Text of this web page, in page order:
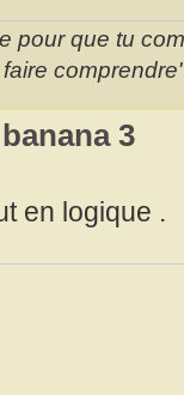
pour que tu
3
en logique .